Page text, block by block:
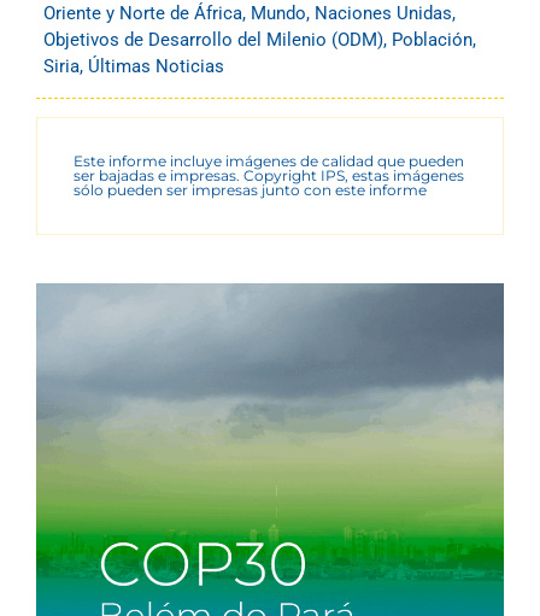
Oriente y Norte de África, Mundo, Naciones Unidas,
Objetivos de Desarrollo del Milenio (ODM), Población,
Siria, Últimas Noticias
Este informe incluye imágenes de calidad que pueden
ser bajadas e impresas. Copyright IPS, estas imágenes
sólo pueden ser impresas junto con este informe